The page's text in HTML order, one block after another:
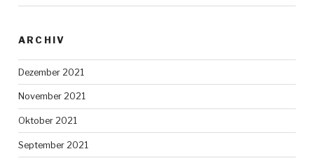
ARCHIV
Dezember 2021
November 2021
Oktober 2021
September 2021